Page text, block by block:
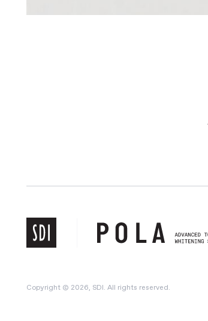
Copyright © 2026, SDI. All rights reserved.